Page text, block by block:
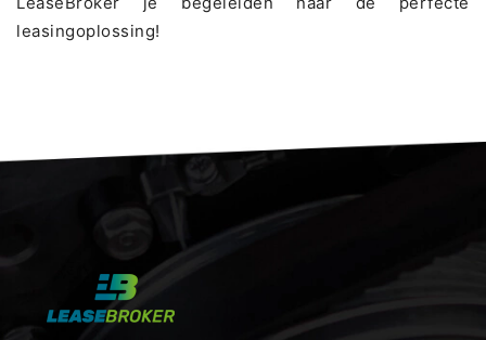
leasingoplossing!